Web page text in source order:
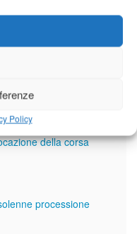
Policy
della corsa
processione